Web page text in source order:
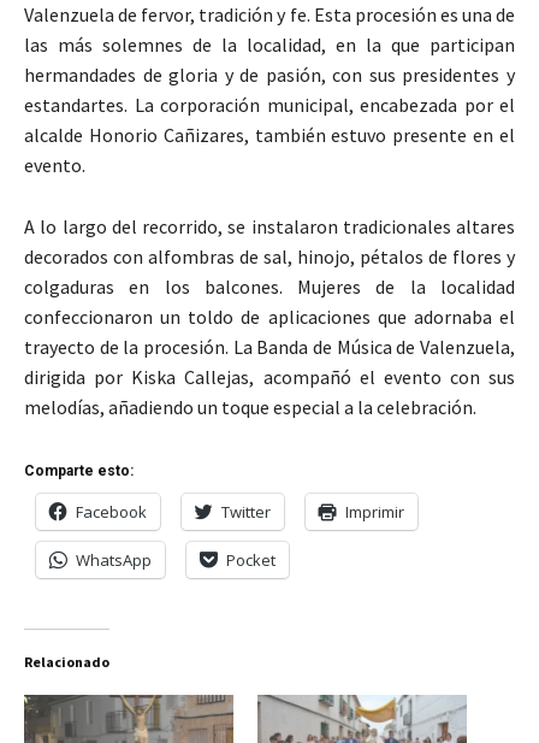
Valenzuela de fervor, tradición y fe. Esta procesión es una de
las más solemnes de la localidad, en la que participan
hermandades de gloria y de pasión, con sus presidentes y
estandartes. La corporación municipal, encabezada por el
alcalde Honorio Cañizares, también estuvo presente en el
evento.
A lo largo del recorrido, se instalaron tradicionales altares
decorados con alfombras de sal, hinojo, pétalos de flores y
colgaduras en los balcones. Mujeres de la localidad
confeccionaron un toldo de aplicaciones que adornaba el
trayecto de la procesión. La Banda de Música de Valenzuela,
dirigida por Kiska Callejas, acompañó el evento con sus
melodías, añadiendo un toque especial a la celebración.
Comparte esto:
Facebook Twitter Imprimir
WhatsApp Pocket
Relacionado